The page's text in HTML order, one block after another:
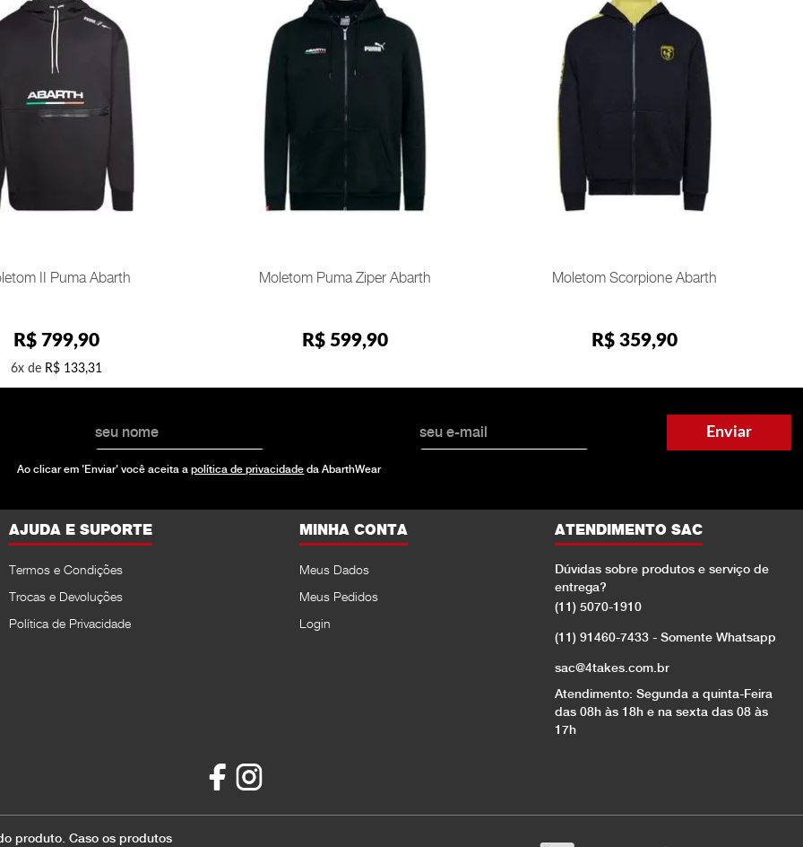
AO CARRINHO
II Puma Abarth
R$ 799,90
6 R$ 133,31
INDISPONÍVEL
Moletom Puma Ziper Abarth
R$ 599,90
INDISPONÍVEL
Moletom Scorpione Abarth
R$ 359,90
Enviar
Ao clicar em 'Enviar' você aceita apolítica de privacidade da AbarthWear
AJUDA E SUPORTE
Termos e Condições
Trocas e Devoluções
Política de Privacidade
MINHA CONTA
Meus Dados
Meus Pedidos
Login
ATENDIMENTO SAC
Dúvidas sobre produtos e serviço de
entrega?
(11) 5070-1910
(11) 91460-7433 - Somente Whatsapp
sac@4takes.com.br
Atendimento: Segunda a quinta-Feira
das 08h às 18h e na sexta das 08 às
17h
produto. Caso os produtos